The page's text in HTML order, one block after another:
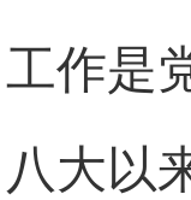
工作是
八大以